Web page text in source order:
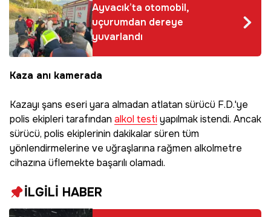
Ayvacık’ta otomobil,
uçurumdan dereye
yuvarlandı
Kaza anı kamerada
Kazayı şans eseri yara almadan atlatan sürücü F.D.'ye
polis ekipleri tarafından alkol testiyapılmak istendi. Ancak
sürücü, polis ekiplerinin dakikalar süren tüm
yönlendirmelerine ve uğraşlarına rağmen alkolmetre
cihazına üflemekte başarılı olamadı.
İLGİLİ HABER